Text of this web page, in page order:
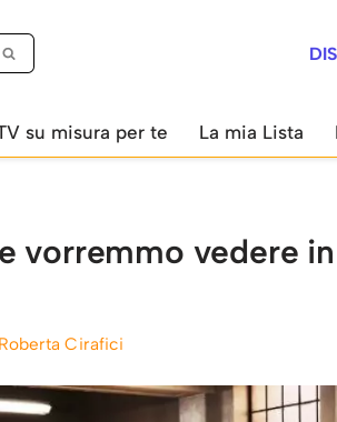
su misura per te La mia Lista
vorremmo vedere
Roberta Cirafici